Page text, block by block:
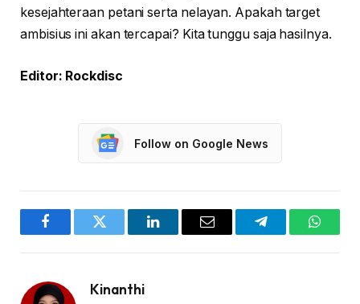
kesejahteraan petani serta nelayan. Apakah target
ambisius ini akan tercapai? Kita tunggu saja hasilnya.
Editor: Rockdisc
Follow on Google News
FacebookTwitter LinkedInEmail Telegram
Kinanthi